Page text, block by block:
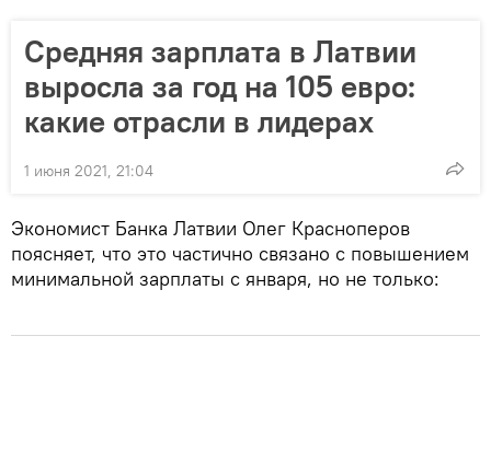
Средняя зарплата в Латвии
выросла за год на 105 евро:
какие отрасли в лидерах
1 июня 2021, 21:04
Экономист Банка Латвии Олег Красноперов
поясняет, что это частично связано с повышением
минимальной зарплаты с января, но не только: